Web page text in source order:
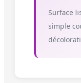
Surface
simple